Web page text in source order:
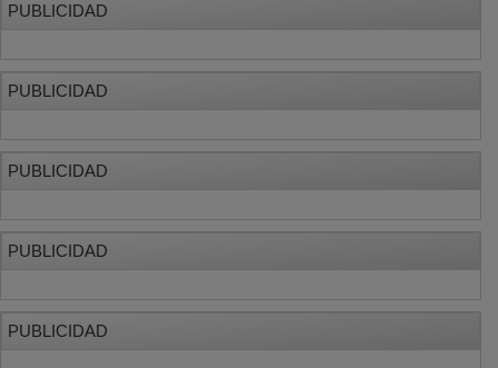
PUBLICIDAD
PUBLICIDAD
PUBLICIDAD
PUBLICIDAD
PUBLICIDAD